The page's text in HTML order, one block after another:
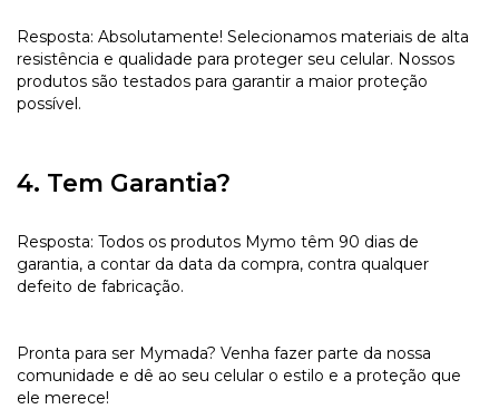
Resposta: Absolutamente! Selecionamos materiais de alta
resistência e qualidade para proteger seu celular. Nossos
produtos são testados para garantir a maior proteção
possível.
4. Tem Garantia?
Resposta: Todos os produtos Mymo têm 90 dias de
garantia, a contar da data da compra, contra qualquer
defeito de fabricação.
Pronta para ser Mymada? Venha fazer parte da nossa
comunidade e dê ao seu celular o estilo e a proteção que
ele merece!